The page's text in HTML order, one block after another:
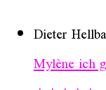
Dieter
Mylène ich